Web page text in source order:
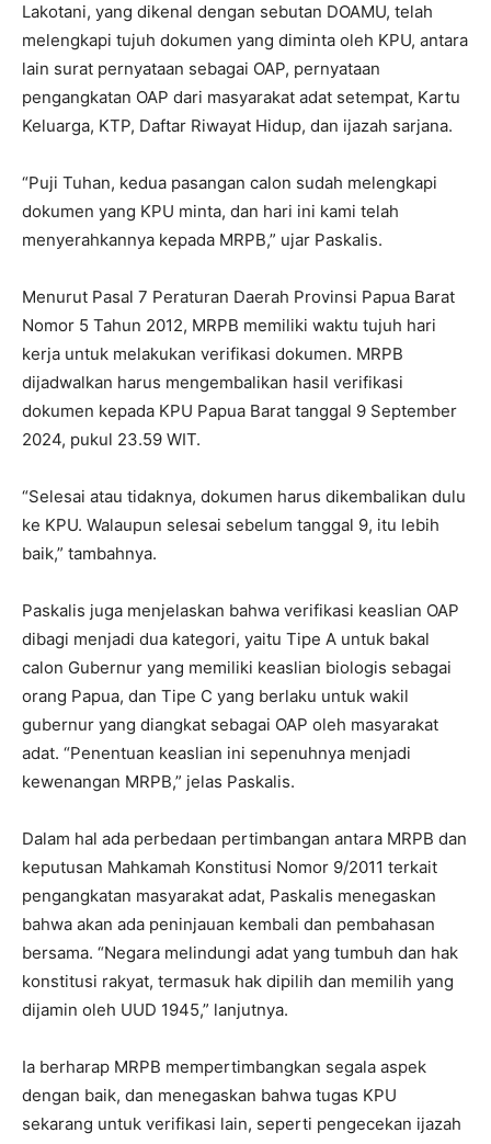
Lakotani, yang dikenal dengan sebutan DOAMU, telah
melengkapi tujuh dokumen yang diminta oleh KPU, antara
lain surat pernyataan sebagai OAP, pernyataan
pengangkatan OAP dari masyarakat adat setempat, Kartu
Keluarga, KTP, Daftar Riwayat Hidup, dan ijazah sarjana.
“Puji Tuhan, kedua pasangan calon sudah melengkapi
dokumen yang KPU minta, dan hari ini kami telah
menyerahkannya kepada MRPB,” ujar Paskalis.
Menurut Pasal 7 Peraturan Daerah Provinsi Papua Barat
Nomor 5 Tahun 2012, MRPB memiliki waktu tujuh hari
kerja untuk melakukan verifikasi dokumen. MRPB
dijadwalkan harus mengembalikan hasil verifikasi
dokumen kepada KPU Papua Barat tanggal 9 September
2024, pukul 23.59 WIT.
“Selesai atau tidaknya, dokumen harus dikembalikan dulu
ke KPU. Walaupun selesai sebelum tanggal 9, itu lebih
baik,” tambahnya.
Paskalis juga menjelaskan bahwa verifikasi keaslian OAP
dibagi menjadi dua kategori, yaitu Tipe A untuk bakal
calon Gubernur yang memiliki keaslian biologis sebagai
orang Papua, dan Tipe C yang berlaku untuk wakil
gubernur yang diangkat sebagai OAP oleh masyarakat
adat. “Penentuan keaslian ini sepenuhnya menjadi
kewenangan MRPB,” jelas Paskalis.
Dalam hal ada perbedaan pertimbangan antara MRPB dan
keputusan Mahkamah Konstitusi Nomor 9/2011 terkait
pengangkatan masyarakat adat, Paskalis menegaskan
bahwa akan ada peninjauan kembali dan pembahasan
bersama. “Negara melindungi adat yang tumbuh dan hak
konstitusi rakyat, termasuk hak dipilih dan memilih yang
dijamin oleh UUD 1945,” lanjutnya.
Ia berharap MRPB mempertimbangkan segala aspek
dengan baik, dan menegaskan bahwa tugas KPU
sekarang untuk verifikasi lain, seperti pengecekan ijazah